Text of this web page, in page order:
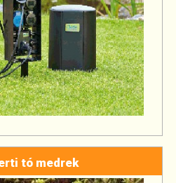
tó medrek